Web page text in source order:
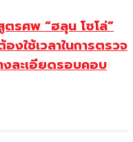
รศพ “ฮลุน โซโล่”
งใช้เวลาในการตรวจ
งละเอียดรอบคอบ